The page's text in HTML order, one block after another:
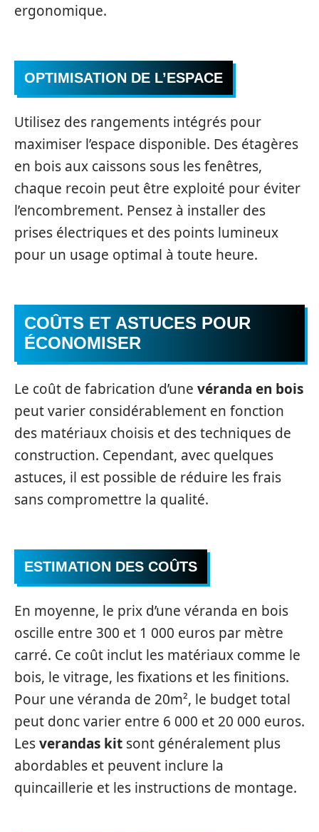
ergonomique.
OPTIMISATION DE L’ESPACE
Utilisez des rangements intégrés pour
maximiser l’espace disponible. Des étagères
en bois aux caissons sous les fenêtres,
chaque recoin peut être exploité pour éviter
l’encombrement. Pensez à installer des
prises électriques et des points lumineux
pour un usage optimal à toute heure.
COÛTS ET ASTUCES POUR
ÉCONOMISER
Le coût de fabrication d’une véranda en bois
peut varier considérablement en fonction
des matériaux choisis et des techniques de
construction. Cependant, avec quelques
astuces, il est possible de réduire les frais
sans compromettre la qualité.
ESTIMATION DES COÛTS
En moyenne, le prix d’une véranda en bois
oscille entre 300 et 1 000 euros par mètre
carré. Ce coût inclut les matériaux comme le
bois, le vitrage, les fixations et les finitions.
Pour une véranda de 20m², le budget total
peut donc varier entre 6 000 et 20 000 euros.
Lesverandas kit sont généralement plus
abordables et peuvent inclure la
quincaillerie et les instructions de montage.